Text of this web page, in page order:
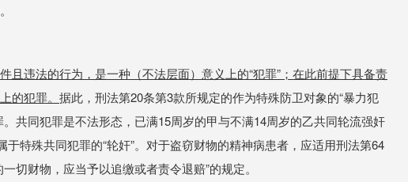
且违法的行为，是一种（不法层面）意义上的“犯罪”；在此前提下具备责
的犯罪。 据此，刑法第20条第3款所规定的作为特殊防卫对象的“暴力犯
共同犯罪是不法形态，已满15周岁的甲与不满14周岁的乙共同轮流强奸
于特殊共同犯罪的“轮奸”。对于盗窃财物的精神病患者，应适用刑法第64
切财物，应当予以追缴或者责令退赔”的规定。